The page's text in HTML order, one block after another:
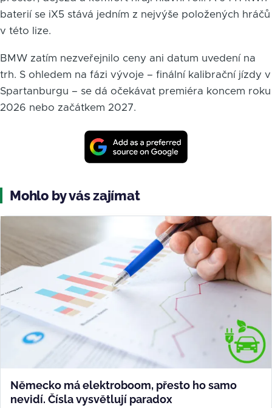
baterií se iX5 stává jedním z nejvýše položených hráčů
v této lize.
BMW zatím nezveřejnilo ceny ani datum uvedení na
trh. S ohledem na fázi vývoje – finální kalibrační jízdy v
Spartanburgu – se dá očekávat premiéra koncem roku
2026 nebo začátkem 2027.
Mohlo by vás zajímat
Německo má elektroboom, přesto ho samo
nevidí. Čísla vysvětlují paradox